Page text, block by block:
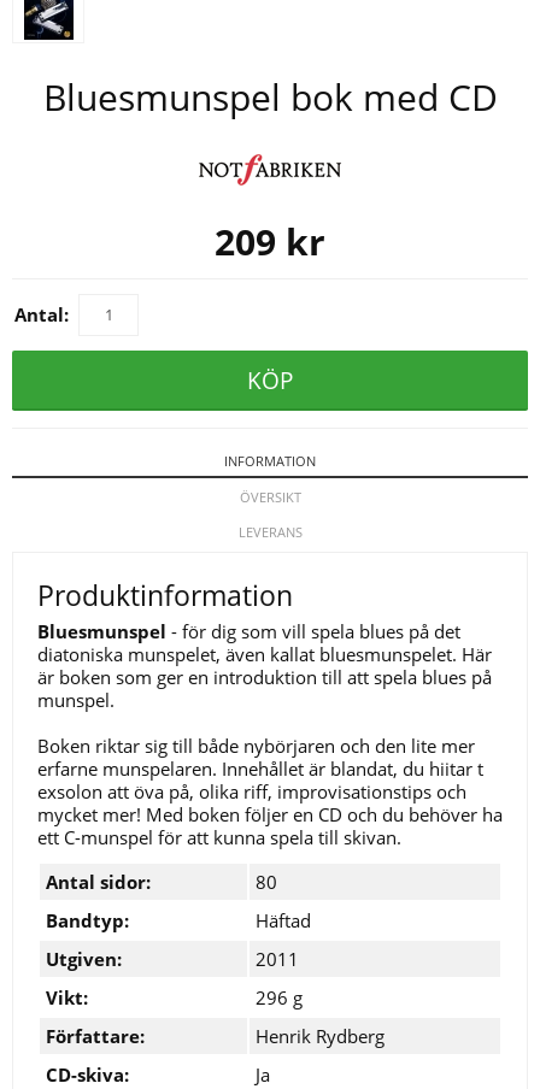
Bluesmunspel bok med CD
209 kr
Antal:
KÖP
INFORMATION
ÖVERSIKT
LEVERANS
Produktinformation
Bluesmunspel - för dig som vill spela blues på det
diatoniska munspelet, även kallat bluesmunspelet. Här
är boken som ger en introduktion till att spela blues på
munspel.
Boken riktar sig till både nybörjaren och den lite mer
erfarne munspelaren. Innehållet är blandat, du hiitar t
exsolon att öva på, olika riff, improvisationstips och
mycket mer! Med boken följer en CD och du behöver ha
ett C-munspel för att kunna spela till skivan.
Antal sidor:
80
Bandtyp:
Häftad
Utgiven:
2011
Vikt:
296 g
Författare:
Henrik Rydberg
CD-skiva:
Ja